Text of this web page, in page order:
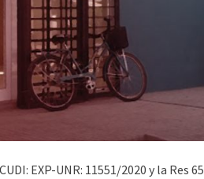
EXP-UNR: 11551/2020 y la Res